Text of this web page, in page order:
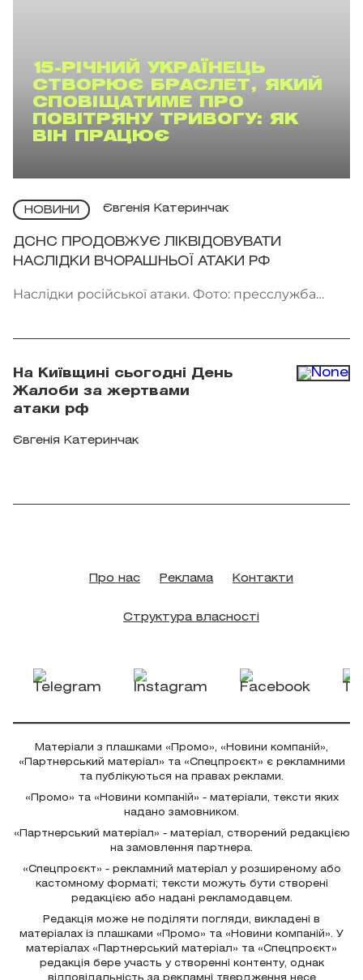
15-РІЧНИЙ УКРАЇНЕЦЬ
СТВОРЮЄ БРАСЛЕТ, ЯКИЙ
СПОВІЩАТИМЕ ПРО
ПОВІТРЯНУ ТРИВОГУ: ЯК
ВІН ПРАЦЮЄ
НОВИНИ Євгенія Катеринчак
ДСНС ПРОДОВЖУЄ ЛІКВІДОВУВАТИ
НАСЛІДКИ ВЧОРАШНЬОЇ АТАКИ РФ
Наслідки російської атаки. Фото: пресслужба
На Київщині сьогодні День
Жалоби за жертвами
атаки рф
Євгенія Катеринчак
Про нас Реклама Контакти
Структура власності
Матеріали з плашками «Промо», «Новини компаній»,
«Партнерський матеріал» та «Спецпроєкт» є рекламними
та публікуються на правах реклами.
«Промо» та «Новини компаній» - матеріали, тексти яких
надано замовником.
«Партнерський матеріал» - матеріал, створений редакцією
на замовлення партнера.
«Спецпроєкт» - рекламний матеріал у розширеному або
кастомному форматі; тексти можуть бути створені
редакцією або надані рекламодавцем.
Редакція може не поділяти погляди, викладені в
матеріалах із плашками «Промо» та «Новини компаній». У
матеріалах «Партнерський матеріал» та «Спецпроєкт»
редакція бере участь у створенні контенту, однак
відповідальність за рекламні твердження несе